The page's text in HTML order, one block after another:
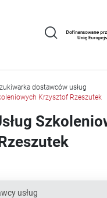
link otworzy się w nowym
dostawców usług
Krzysztof Rzeszutek
usług